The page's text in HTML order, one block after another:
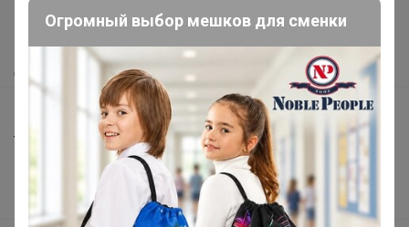
Как сделать заказ?
Доставка
Шоурумы
Торговые марки
Наша команда
В наличии
Огромный выбор мешков для сменки